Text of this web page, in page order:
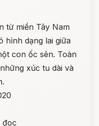
từ miền Tây Nam
hình dạng lai giữa
con ốc sên. Toàn
xúc tu dài và
đọc